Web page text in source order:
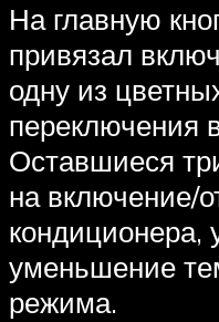
На главную
привязал
одну из
переключения
Оставшиеся
на включение/
кондиционера,
уменьшение
режима.